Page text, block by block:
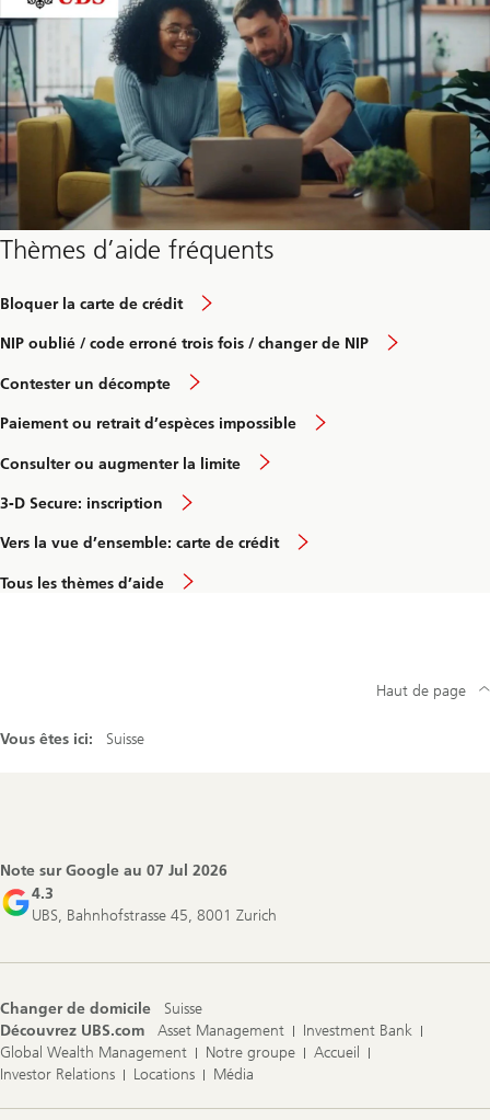
Thèmes d’aide fréquents
Bloquer la carte de crédit
NIP oublié / code erroné trois fois / changer de NIP
Contester un décompte
Paiement ou retrait d’espèces impossible
Consulter ou augmenter la limite
3-D Secure: inscription
Vers la vue d’ensemble: carte de crédit
Tous les thèmes d’aide
Vous êtes ici: Suisse
Haut de page
Note sur Google au 07 Jul 2026
4.3
UBS, Bahnhofstrasse 45, 8001 Zurich
Changer de domicile
Suisse
Découvrez UBS.com
Asset Management
Investment Bank
Global Wealth Management
Notre groupe
Accueil
Investor Relations
Locations Média